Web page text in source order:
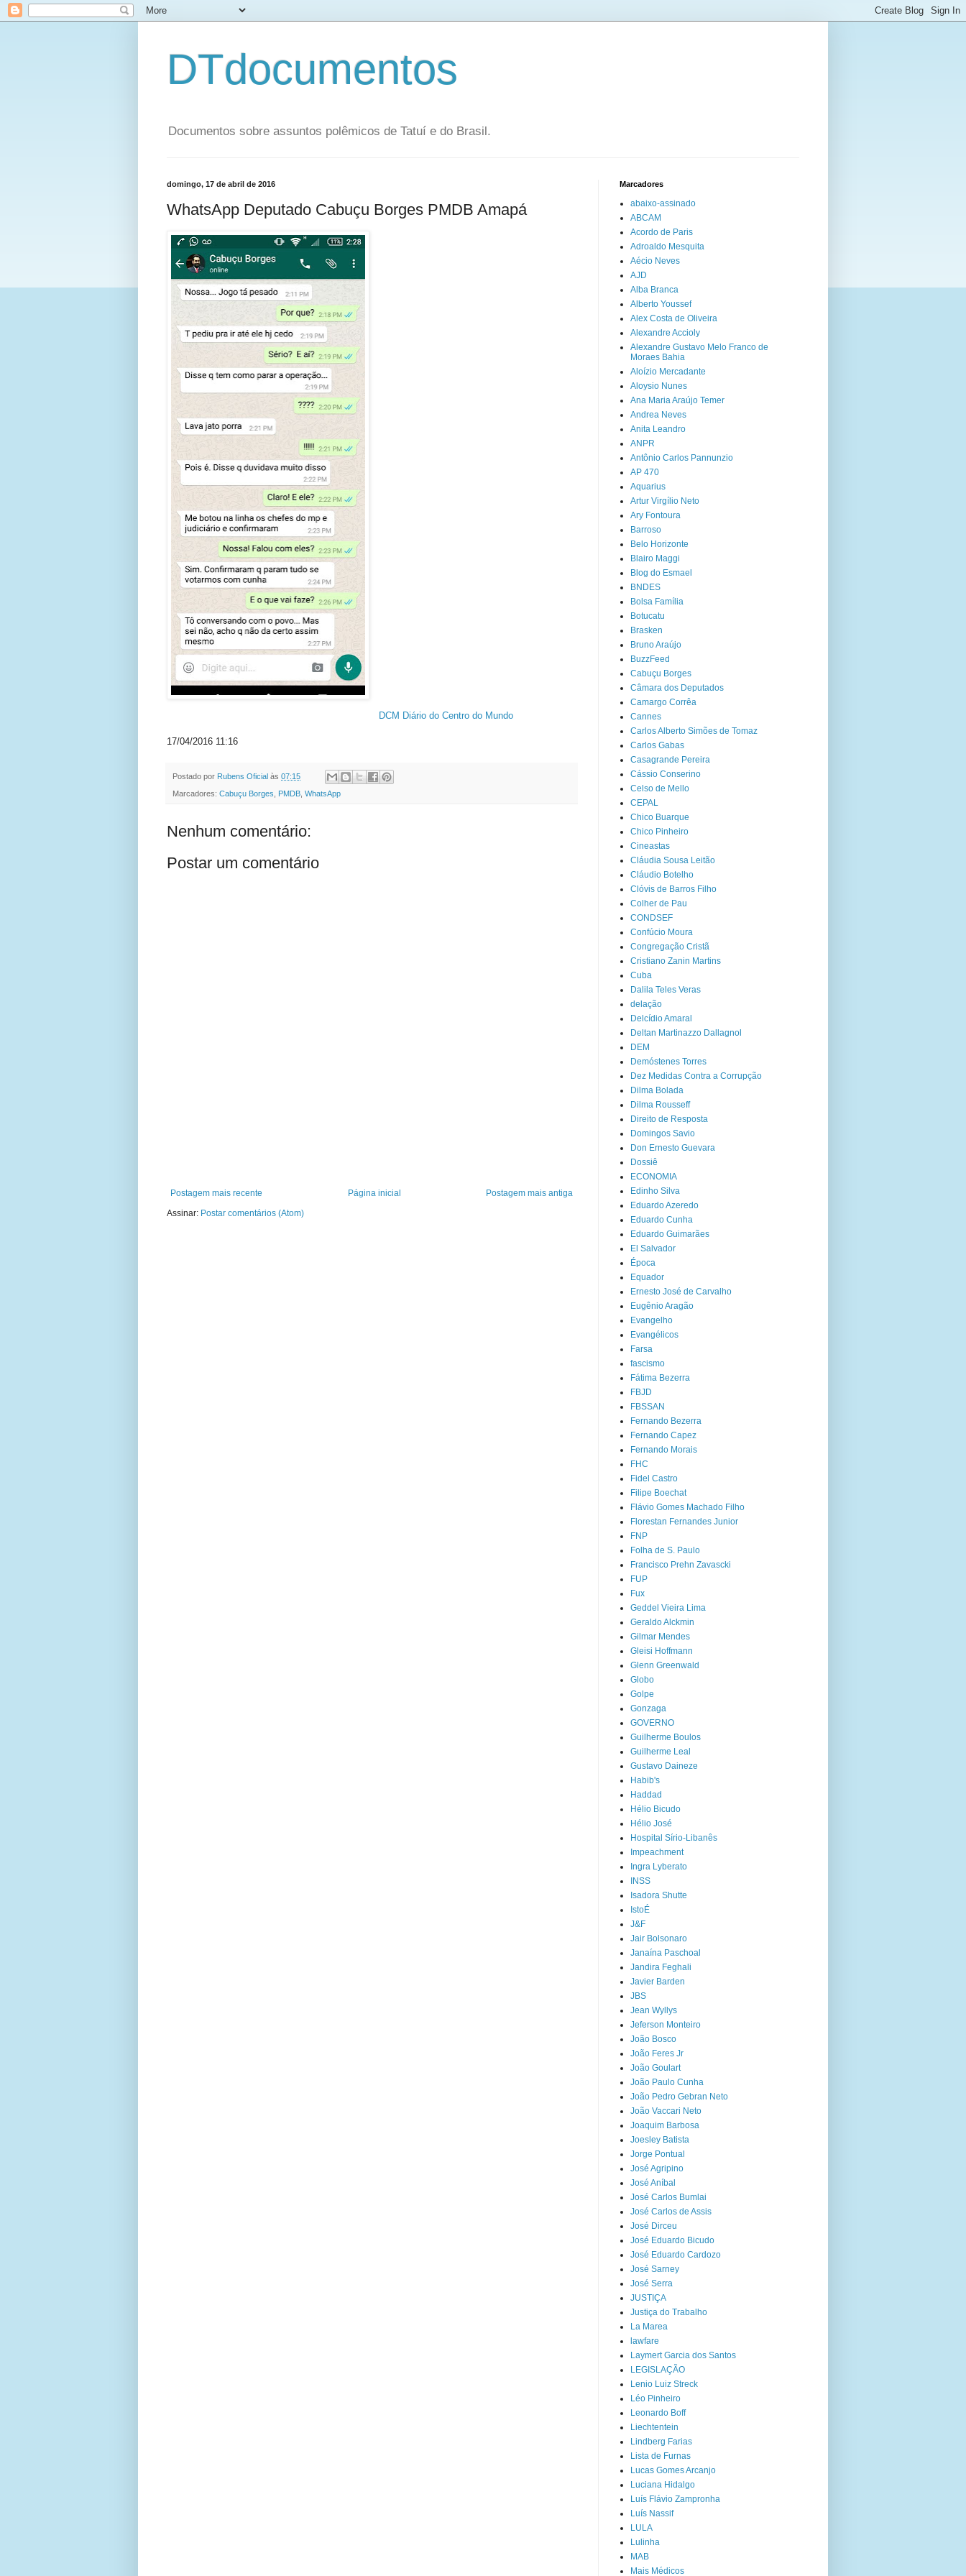
DTdocumentos
Documentos sobre assuntos polêmicos de Tatuí e do Brasil.
domingo, 17 de abril de 2016
WhatsApp Deputado Cabuçu Borges PMDB Amapá
DCM Diário do Centro do Mundo
17/04/2016 11:16
Postado por Rubens Oficial às 07:15
Marcadores: Cabuçu Borges, PMDB, WhatsApp
Nenhum comentário:
Postar um comentário
Postagem mais recente Postagem mais antiga
Página inicial
Assinar: Postar comentários (Atom)
Marcadores
abaixo-assinado
ABCAM
Acordo de Paris
Adroaldo Mesquita
Aécio Neves
AJD
Alba Branca
Alberto Youssef
Alex Costa de Oliveira
Alexandre Accioly
Alexandre Gustavo Melo Franco de
Moraes Bahia
Aloízio Mercadante
Aloysio Nunes
Ana Maria Araújo Temer
Andrea Neves
Anita Leandro
ANPR
Antônio Carlos Pannunzio
AP 470
Aquarius
Artur Virgílio Neto
Ary Fontoura
Barroso
Belo Horizonte
Blairo Maggi
Blog do Esmael
BNDES
Bolsa Família
Botucatu
Brasken
Bruno Araújo
BuzzFeed
Cabuçu Borges
Câmara dos Deputados
Camargo Corrêa
Cannes
Carlos Alberto Simões de Tomaz
Carlos Gabas
Casagrande Pereira
Cássio Conserino
Celso de Mello
CEPAL
Chico Buarque
Chico Pinheiro
Cineastas
Cláudia Sousa Leitão
Cláudio Botelho
Clóvis de Barros Filho
Colher de Pau
CONDSEF
Confúcio Moura
Congregação Cristã
Cristiano Zanin Martins
Cuba
Dalila Teles Veras
delação
Delcídio Amaral
Deltan Martinazzo Dallagnol
DEM
Demóstenes Torres
Dez Medidas Contra a Corrupção
Dilma Bolada
Dilma Rousseff
Direito de Resposta
Domingos Savio
Don Ernesto Guevara
Dossiê
ECONOMIA
Edinho Silva
Eduardo Azeredo
Eduardo Cunha
Eduardo Guimarães
El Salvador
Época
Equador
Ernesto José de Carvalho
Eugênio Aragão
Evangelho
Evangélicos
Farsa
fascismo
Fátima Bezerra
FBJD
FBSSAN
Fernando Bezerra
Fernando Capez
Fernando Morais
FHC
Fidel Castro
Filipe Boechat
Flávio Gomes Machado Filho
Florestan Fernandes Junior
FNP
Folha de S. Paulo
Francisco Prehn Zavascki
FUP
Fux
Geddel Vieira Lima
Geraldo Alckmin
Gilmar Mendes
Gleisi Hoffmann
Glenn Greenwald
Globo
Golpe
Gonzaga
GOVERNO
Guilherme Boulos
Guilherme Leal
Gustavo Daineze
Habib's
Haddad
Hélio Bicudo
Hélio José
Hospital Sírio-Libanês
Impeachment
Ingra Lyberato
INSS
Isadora Shutte
IstoÉ
J&F
Jair Bolsonaro
Janaína Paschoal
Jandira Feghali
Javier Barden
JBS
Jean Wyllys
Jeferson Monteiro
João Bosco
João Feres Jr
João Goulart
João Paulo Cunha
João Pedro Gebran Neto
João Vaccari Neto
Joaquim Barbosa
Joesley Batista
Jorge Pontual
José Agripino
José Aníbal
José Carlos Bumlai
José Carlos de Assis
José Dirceu
José Eduardo Bicudo
José Eduardo Cardozo
José Sarney
José Serra
JUSTIÇA
Justiça do Trabalho
La Marea
lawfare
Laymert Garcia dos Santos
LEGISLAÇÃO
Lenio Luiz Streck
Léo Pinheiro
Leonardo Boff
Liechtentein
Lindberg Farias
Lista de Furnas
Lucas Gomes Arcanjo
Luciana Hidalgo
Luís Flávio Zampronha
Luís Nassif
LULA
Lulinha
MAB
Mais Médicos